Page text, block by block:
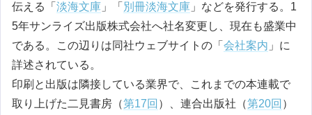
伝える「 淡海文庫 」「 別冊淡海文庫 」などを発行する。1
5年サンライズ出版株式会社へ社名変更し、現在も盛業中
である。この辺りは同社ウェブサイトの「 会社案内 」に
詳述されている。
印刷と出版は隣接している業界で、これまでの本連載で
取り上げた二見書房（第17回 ）、連合出版社（第20回 ）